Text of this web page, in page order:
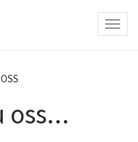
oss...